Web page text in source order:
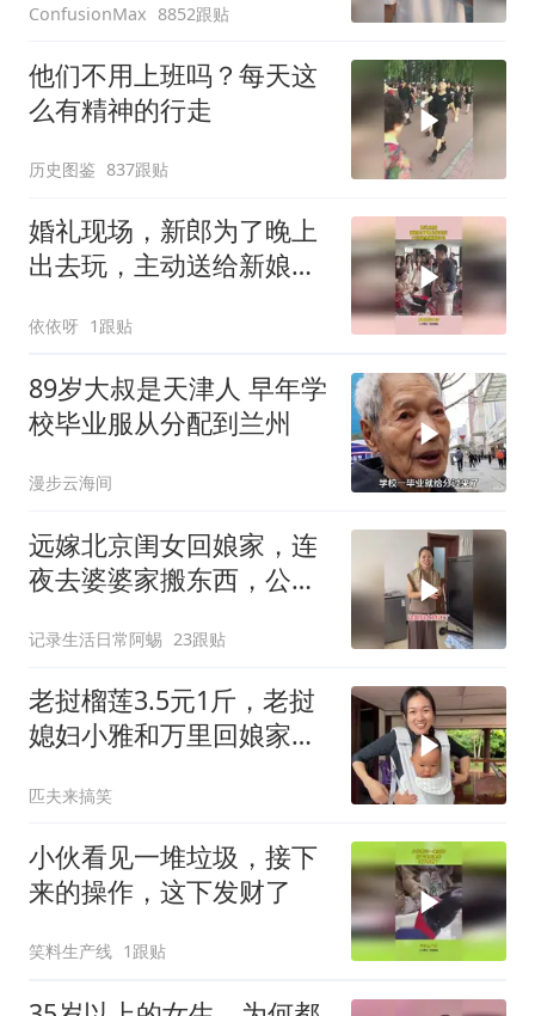
ConfusionMax 8852跟贴
他们不用上班吗？每天这
么有精神的行走
历史图鉴 837跟贴
婚礼现场，新郎为了晚上
出去玩，主动送给新娘包
依依呀 1跟贴
89岁大叔是天津人 早年学
校毕业服从分配到兰州
漫步云海间
远嫁北京闺女回娘家，连
夜去婆婆家搬东西，公公
记录生活日常阿蜴 23跟贴
老挝榴莲3.5元1斤，老挝
媳妇小雅和万里回娘家实
匹夫来搞笑
小伙看见一堆垃圾，接下
来的操作，这下发财了
笑料生产线 1跟贴